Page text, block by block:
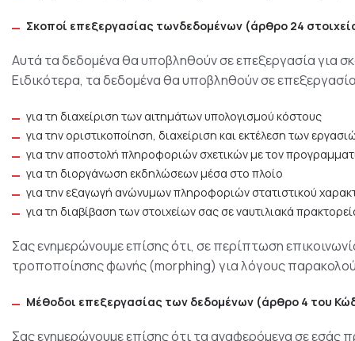
Σκοποί επεξεργασίας τωνδεδομένων (άρθρο 24
Αυτά τα δεδομένα θα υποβληθούν σε επεξεργασία για
Ειδικότερα, τα δεδομένα θα υποβληθούν σε
για τη διαχείριση των αιτημάτων υπολογισμού κόστους
για την οριστικοποίηση, διαχείριση και εκτέλεση των
για την αποστολή πληροφοριών σχετικών με τον
για τη διοργάνωση εκδηλώσεων μέσα στο πλοίο
για την εξαγωγή ανώνυμων πληροφοριών στατιστικού
για τη διαβίβαση των στοιχείων σας σε ναυτιλιακά
Σας ενημερώνουμε επίσης ότι, σε περίπτωση
τροποποίησης φωνής (morphing) για λόγους
Μέθοδοι επεξεργασίας των δεδομένων (άρθρο 4 του
Σας ενημερώνουμε επίσης ότι τα αναφερόμενα σε